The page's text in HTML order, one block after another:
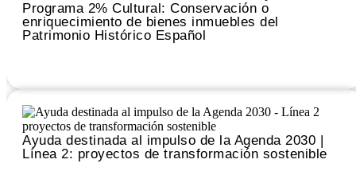
Programa 2% Cultural: Conservación o
enriquecimiento de bienes inmuebles del
Patrimonio Histórico Español
Ayuda destinada al impulso de la Agenda 2030 |
Línea 2: proyectos de transformación sostenible